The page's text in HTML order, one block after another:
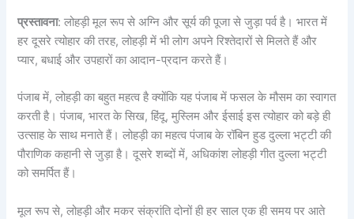
प्रस्तावना: लोहड़ी मूल रूप से अग्नि और सूर्य की पूजा से जुड़ा पर्व है। भारत में
हर दूसरे त्योहार की तरह, लोहड़ी में भी लोग अपने रिश्तेदारों से मिलते हैं और
प्यार, बधाई और उपहारों का आदान-प्रदान करते हैं।
पंजाब में, लोहड़ी का बहुत महत्व है क्योंकि यह पंजाब में फसल के मौसम का स्वागत
करती है। पंजाब, भारत के सिख, हिंदू, मुस्लिम और ईसाई इस त्योहार को बड़े ही
उत्साह के साथ मनाते हैं। लोहड़ी का महत्व पंजाब के रॉबिन हुड दुल्ला भट्टी की
पौराणिक कहानी से जुड़ा है। दूसरे शब्दों में, अधिकांश लोहड़ी गीत दुल्ला भट्टी
को समर्पित हैं।
मूल रूप से, लोहड़ी और मकर संक्रांति दोनों ही हर साल एक ही समय पर आते